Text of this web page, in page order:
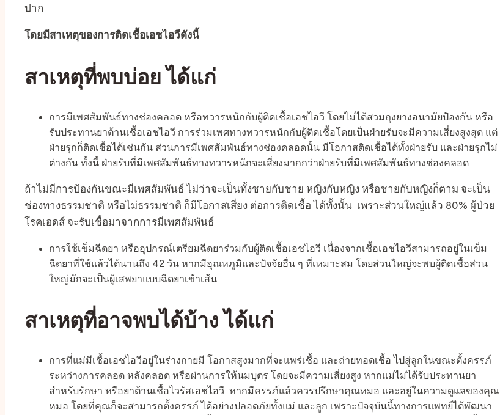
ปาก
โดยมีสาเหตุของการติดเชื้อเอชไอวีดังนี้
สาเหตุที่พบบ่อย ได้แก่
การมีเพศสัมพันธ์ทางช่องคลอด หรือทวารหนักกับผู้ติดเชื้อเอชไอวี โดยไม่ได้สวมถุงยางอนามัยป้องกัน หรือ
รับประทานยาต้านเชื้อเอชไอวี การร่วมเพศทางทวารหนักกับผู้ติดเชื้อโดยเป็นฝ่ายรับจะมีความเสี่ยงสูงสุด แต่
ฝ่ายรุกก็ติดเชื้อได้เช่นกัน ส่วนการมีเพศสัมพันธ์ทางช่องคลอดนั้น มีโอกาสติดเชื้อได้ทั้งฝ่ายรับ และฝ่ายรุกไม่
ต่างกัน ทั้งนี้ ฝ่ายรับที่มีเพศสัมพันธ์ทางทวารหนักจะเสี่ยงมากกว่าฝ่ายรับที่มีเพศสัมพันธ์ทางช่องคลอด
ถ้าไม่มีการป้องกันขณะมีเพศสัมพันธ์ ไม่ว่าจะเป็นทั้งชายกับชาย หญิงกับหญิง หรือชายกับหญิงก็ตาม จะเป็น
ช่องทางธรรมชาติ หรือไม่ธรรมชาติ ก็มีโอกาสเสี่ยง ต่อการติดเชื้อ ได้ทั้งนั้น เพราะส่วนใหญ่แล้ว 80% ผู้ป่วย
โรคเอดส์ จะรับเชื้อมาจากการมีเพศสัมพันธ์
การใช้เข็มฉีดยา หรืออุปกรณ์เตรียมฉีดยาร่วมกับผู้ติดเชื้อเอชไอวี เนื่องจากเชื้อเอชไอวีสามารถอยู่ในเข็ม
ฉีดยาที่ใช้แล้วได้นานถึง 42 วัน หากมีอุณหภูมิและปัจจัยอื่น ๆ ที่เหมาะสม โดยส่วนใหญ่จะพบผู้ติดเชื้อส่วน
ใหญ่มักจะเป็นผู้เสพยาแบบฉีดยาเข้าเส้น
สาเหตุที่อาจพบได้บ้าง ได้แก่
การที่แม่มีเชื้อเอชไอวีอยู่ในร่างกายมี โอกาสสูงมากที่จะแพร่เชื้อ และถ่ายทอดเชื้อ ไปสู่ลูกในขณะตั้งครรภ์
ระหว่างการคลอด หลังคลอด หรือผ่านการให้นมบุตร โดยจะมีความเสี่ยงสูง หากแม่ไม่ได้รับประทานยา
สำหรับรักษา หรือยาต้านเชื้อไวรัสเอชไอวี หากมีครรภ์แล้วควรปรึกษาคุณหมอ และอยู่ในความดูแลของคุณ
หมอ โดยที่คุณก็จะสามารถตั้งครรภ์ ได้อย่างปลอดภัยทั้งแม่ และลูก เพราะปัจจุบันนี้ทางการแพทย์ได้พัฒนา